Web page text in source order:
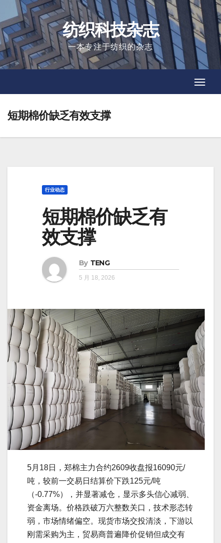
to
content
纺织科技杂志
一本专注于纺织的杂志
短期棉价缺乏有效支撑
行业动态
短期棉价缺乏有
效支撑
By TENG
5 月 18, 2026
5月18日，郑棉主力合约2609收盘报16090元/
吨，较前一交易日结算价下跌125元/吨
（-0.77%），并显著减仓，显示多头信心减弱、
资金离场。价格跌破万六整数关口，技术形态转
弱，市场情绪偏空。现货市场交投清淡，下游以
刚需采购为主，贸易商普遍降价促销但成交有